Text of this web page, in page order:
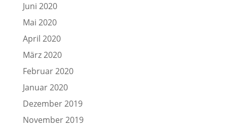
Juni 2020
Mai 2020
April 2020
März 2020
Februar 2020
Januar 2020
Dezember 2019
November 2019